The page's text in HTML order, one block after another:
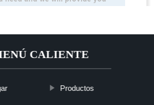
CALIENTE
Productos